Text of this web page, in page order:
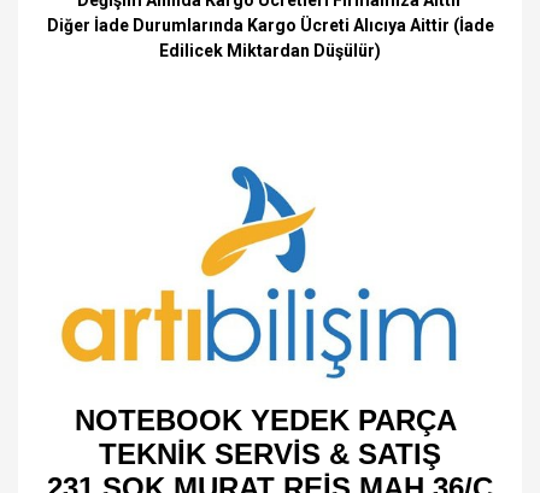
Diğer İade Durumlarında Kargo Ücreti Alıcıya Aittir (İade
Edilicek Miktardan Düşülür)
NOTEBOOK YEDEK PARÇA
TEKNİK SERVİS & SATIŞ